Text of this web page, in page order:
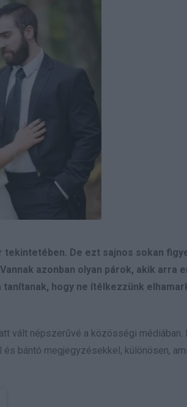
De ezt sajnos sokan
azonban olyan párok, akik arra
hogy ne ítélkezzünk
vált népszerűvé a közösségi médiában.
bántó megjegyzésekkel, különösen,